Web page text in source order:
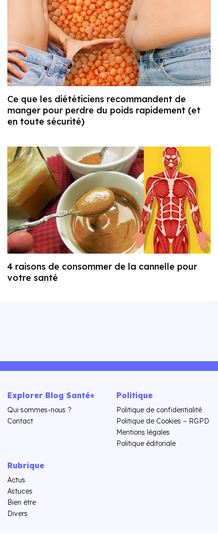
Ce que les diététiciens recommandent de
manger pour perdre du poids rapidement (et
en toute sécurité)
4 raisons de consommer de la cannelle pour
votre santé
Explorer Blog Santé+
Qui sommes-nous ?
Contact
Politique
Politique de confidentialité
Politique de Cookies – RGPD
Mentions légales
Politique éditoriale
Rubrique
Actus
Astuces
Bien être
Divers